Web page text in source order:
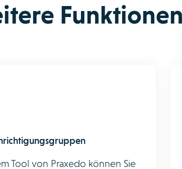
Tool von Praxedo können Sie